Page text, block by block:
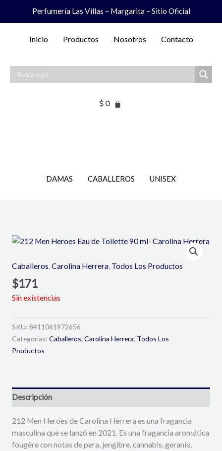
Perfumería Las Villas – Margarita – Sitio Oficial
Inicio Productos Nosotros Contacto
$ 0
DAMAS CABALLEROS UNISEX
Caballeros Carolina Herrera, Todos Los Productos
$171
Sin existencias
SKU: 8411061972656
Categorías: Caballeros, Carolina Herrera, Todos Los
Productos
Descripción
212 Men Heroes de Carolina Herrera es una fragancia
masculina que se lanzó en 2021. Es una fragancia aromática
fougère con notas de pera, jengibre, cannabis, geranio,